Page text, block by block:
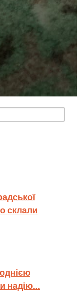
склали
надію...